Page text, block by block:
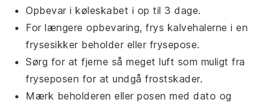
Opbevar i køleskabet i op til 3 dage.
For længere opbevaring, frys kalvehalerne i en
frysesikker beholder eller frysepose.
Sørg for at fjerne så meget luft som muligt fra
fryseposen for at undgå frostskader.
Mærk beholderen eller posen med dato og